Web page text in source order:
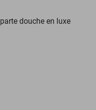
douche en luxe